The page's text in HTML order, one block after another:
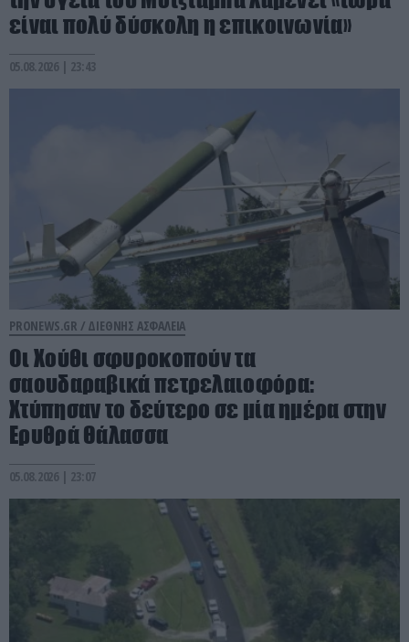
είναι πολύ δύσκολη η επικοινωνία»
05.08.2026 | 23:43
PRONEWS.GR / ΔΙΕΘΝΗΣ ΑΣΦΑΛΕΙΑ
Οι Χούθι σφυροκοπούν τα
σαουδαραβικά πετρελαιοφόρα:
Χτύπησαν το δεύτερο σε μία ημέρα στην
Ερυθρά Θάλασσα
05.08.2026 | 23:07